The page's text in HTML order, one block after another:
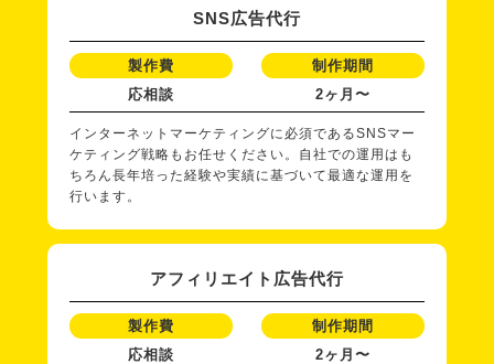
SNS広告代行
製作費
応相談
制作期間
2ヶ月〜
インターネットマーケティングに必須であるSNSマー
ケティング戦略もお任せください。自社での運用はも
ちろん長年培った経験や実績に基づいて最適な運用を
行います。
アフィリエイト広告代行
製作費
応相談
制作期間
2ヶ月〜